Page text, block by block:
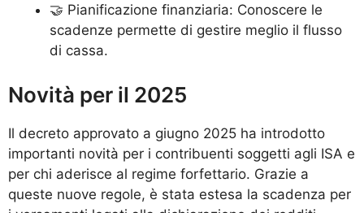
🤝 Pianificazione finanziaria: Conoscere le
scadenze permette di gestire meglio il flusso
di cassa.
Novità per il 2025
Il decreto approvato a giugno 2025 ha introdotto
importanti novità per i contribuenti soggetti agli ISA e
per chi aderisce al regime forfettario. Grazie a
queste nuove regole, è stata estesa la scadenza per